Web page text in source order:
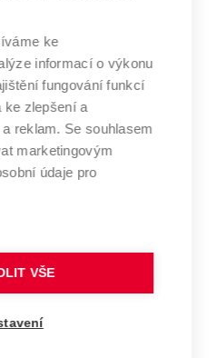
cs 0
cs 5 Volitelný
ke
informací o výkonu
fungování funkcí
ke zlepšení a
reklam. Se souhlasem
marketingovým
údaje pro
VŠE